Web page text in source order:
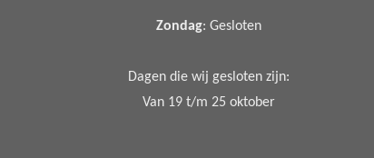
Zondag: Gesloten
Dagen die wij gesloten zijn:
Van 19 t/m 25 oktober